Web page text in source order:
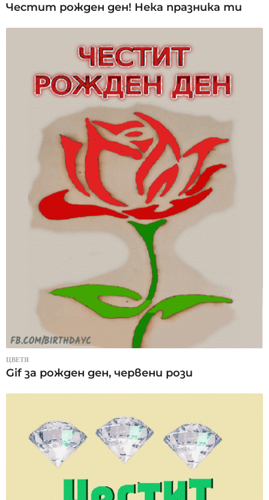
Честит рожден ден! Нека празника ти
ЦВЕТЯ
Gif за рожден ден, червени рози